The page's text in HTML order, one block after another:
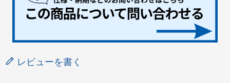
レビューを書く